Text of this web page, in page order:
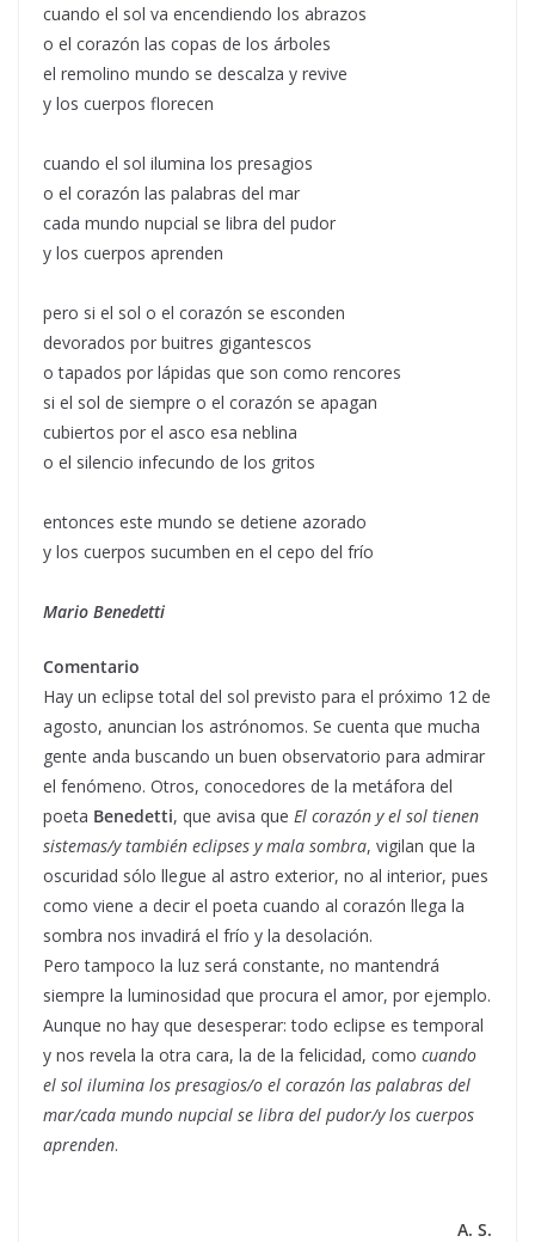
cuando el sol va encendiendo los abrazos
o el corazón las copas de los árboles
el remolino mundo se descalza y revive
y los cuerpos florecen
cuando el sol ilumina los presagios
o el corazón las palabras del mar
cada mundo nupcial se libra del pudor
y los cuerpos aprenden
pero si el sol o el corazón se esconden
devorados por buitres gigantescos
o tapados por lápidas que son como rencores
si el sol de siempre o el corazón se apagan
cubiertos por el asco esa neblina
o el silencio infecundo de los gritos
entonces este mundo se detiene azorado
y los cuerpos sucumben en el cepo del frío
Mario Benedetti
Comentario
Hay un eclipse total del sol previsto para el próximo 12 de
agosto, anuncian los astrónomos. Se cuenta que mucha
gente anda buscando un buen observatorio para admirar
el fenómeno. Otros, conocedores de la metáfora del
poeta Benedetti, que avisa que El corazón y el sol tienen
sistemas/y también eclipses y mala sombra, vigilan que la
oscuridad sólo llegue al astro exterior, no al interior, pues
como viene a decir el poeta cuando al corazón llega la
sombra nos invadirá el frío y la desolación.
Pero tampoco la luz será constante, no mantendrá
siempre la luminosidad que procura el amor, por ejemplo.
Aunque no hay que desesperar: todo eclipse es temporal
y nos revela la otra cara, la de la felicidad, como cuando
el sol ilumina los presagios/o el corazón las palabras del
mar/cada mundo nupcial se libra del pudor/y los cuerpos
aprenden.
A. S.